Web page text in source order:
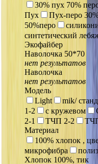
30% пух 70%
Пух
Пух-перо
50%перо
синтетический
Экофайбер
Наволочка 50*70
нет результатов
Наволочка
нет результатов
Модель
Light
mik/
1-2
с кружевом
2-1
ТЧП 2-2
Материал
100% хлопок ,
микрофибра
Хлопок 100%, тик